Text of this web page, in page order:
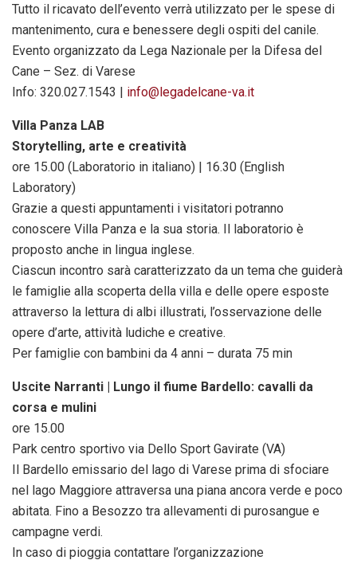
Tutto il ricavato dell’evento verrà utilizzato per le spese di
mantenimento, cura e benessere degli ospiti del canile.
Evento organizzato da Lega Nazionale per la Difesa del
Cane – Sez. di Varese
Info: 320.027.1543 | info@legadelcane-va.it
Villa Panza LAB
Storytelling, arte e creatività
ore 15.00 (Laboratorio in italiano) | 16.30 (English
Laboratory)
Grazie a questi appuntamenti i visitatori potranno
conoscere Villa Panza e la sua storia. Il laboratorio è
proposto anche in lingua inglese.
Ciascun incontro sarà caratterizzato da un tema che guiderà
le famiglie alla scoperta della villa e delle opere esposte
attraverso la lettura di albi illustrati, l’osservazione delle
opere d’arte, attività ludiche e creative.
Per famiglie con bambini da 4 anni – durata 75 min
Uscite Narranti | Lungo il fiume Bardello: cavalli da
corsa e mulini
ore 15.00
Park centro sportivo via Dello Sport Gavirate (VA)
Il Bardello emissario del lago di Varese prima di sfociare
nel lago Maggiore attraversa una piana ancora verde e poco
abitata. Fino a Besozzo tra allevamenti di purosangue e
campagne verdi.
In caso di pioggia contattare l’organizzazione